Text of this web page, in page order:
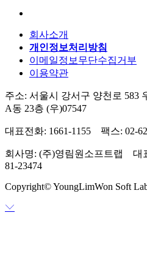
회사소개
개인정보처리방침
이메일정보무단수집거부
이용약관
주소: 서울시 강서구 양천로 583
A동 23층 (우)07547
대표전화: 1661-1155 팩스: 02-
회사명: (주)영림원소프트랩 대
81-23474
Copyright© YoungLimWon Soft